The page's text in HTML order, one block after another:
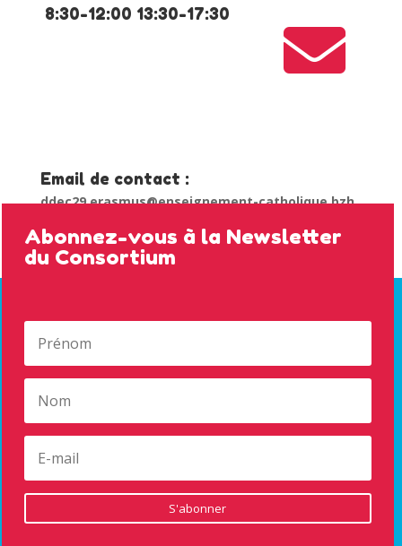
8:30-12:00 13:30-17:30

Email de contact :
ddec29.erasmus@enseignement-catholique.bzh
Abonnez-vous à la Newsletter
du Consortium
S'abonner